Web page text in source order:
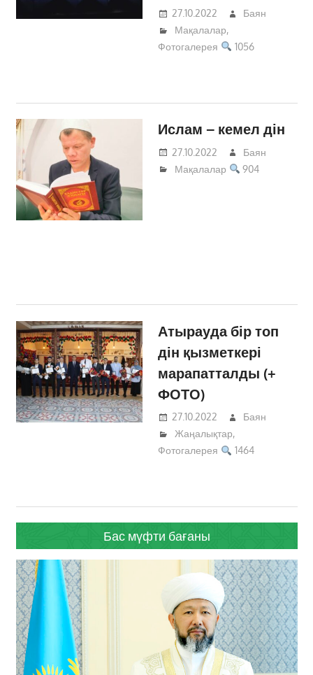
27.10.2022
Баян
Мақалалар,
Фотогалерея
1056
Ислам – кемел дін
27.10.2022
Баян
Мақалалар
904
Атырауда бір топ
дін қызметкері
марапатталды (+
ФОТО)
27.10.2022
Баян
Жаңалықтар,
Фотогалерея
1464
Бас мүфти бағаны